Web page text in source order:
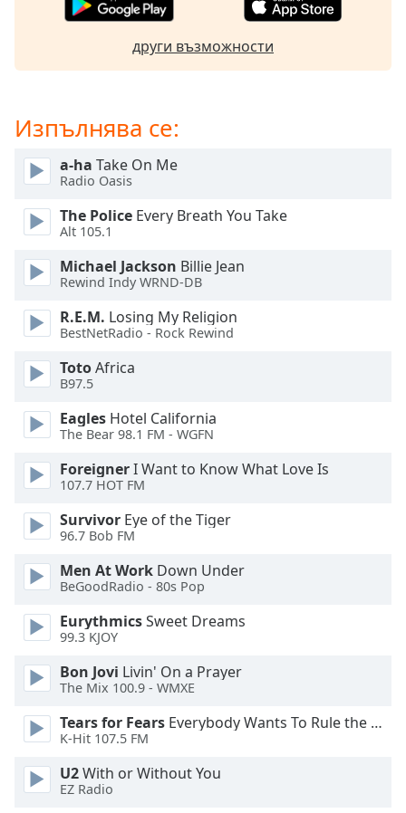
cancel
and
close
Color
Opacity
Text
Background
Color
Opacity
Caption
Area
Color
Opacity
Size
Edge
Style
други възможности
Изпълнява се:
a-ha Take On Me
Radio Oasis
The Police Every Breath You Take
Alt 105.1
Michael Jackson Billie Jean
Rewind Indy WRND-DB
R.E.M. Losing My Religion
BestNetRadio - Rock Rewind
TotoAfrica
B97.5
Eagles Hotel California
The Bear 98.1 FM - WGFN
ForeignerI Want to Know What Love Is
107.7 HOT FM
Survivor Eye of the Tiger
96.7 Bob FM
Men At Work Down Under
BeGoodRadio - 80s Pop
EurythmicsSweet Dreams
99.3 KJOY
Bon Jovi Livin' On a Prayer
The Mix 100.9 - WMXE
Tears for Fears Everybody Wants To Rule the World
K-Hit 107.5 FM
U2With or Without You
EZ Radio